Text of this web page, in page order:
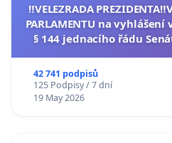
‼️VELEZRADA
PARLAMENTU na
§ 144 jednacího řádu
42 741 podpisů
125 Podpisy / 7 dní
19 May 2026